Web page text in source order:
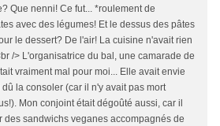
Que nenni! Ce fut... *roulement de
avec des légumes! Et le dessus des pâtes
le dessert? De l'air! La cuisine n'avait rien
/> L'organisatrice du bal, une camarade de
vraiment mal pour moi... Elle avait envie
la consoler (car il n'y avait pas mort
Mon conjoint était dégoûté aussi, car il
des sandwichs veganes accompagnés de